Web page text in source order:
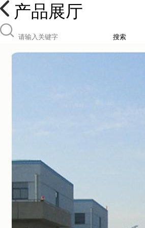
产品展厅
搜索